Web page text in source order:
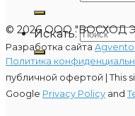
Искать:
© 2026 ООО "ВОСХОД
Разработка сайта
Политика
публичной офертой | This
Google Privacy Policy and